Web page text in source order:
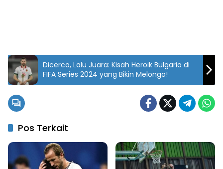
Dicerca, Lalu Juara: Kisah Heroik Bulgaria di
FIFA Series 2024 yang Bikin Melongo!
Pos Terkait